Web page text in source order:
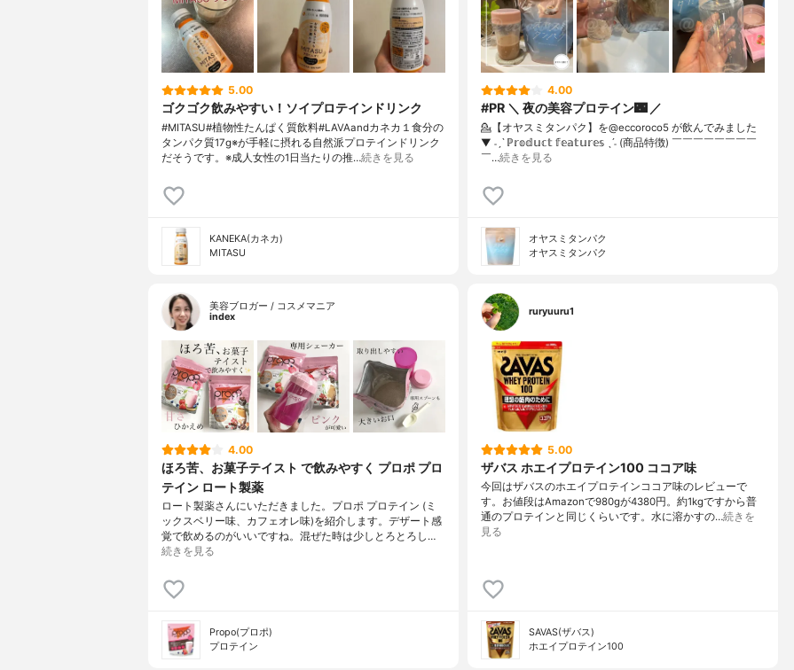
5.00
ゴクゴク飲みやすい！ソイプロテインドリンク
#MITASU#植物性たんぱく質飲料#LAVAandカネカ１食分の
タンパク質17g※が手軽に摂れる自然派プロテインドリンク
だそうです。※成人女性の1日当たりの推…続きを見る
KANEKA(カネカ)
MITASU
4.00
#PR ＼ 夜の美容プロテイン🌃 ／
💁【オヤスミタンパク】を@eccoroco5 が飲んでみました
⁡⁡⁡⁡▼⁡ ˗ˏˋ ℙ𝕣𝕠𝕕𝕦𝕔𝕥 𝕗𝕖𝕒𝕥𝕦𝕣𝕖𝕤 ˎˊ˗ (商品特徴) ￣￣￣￣￣￣￣￣
￣…続きを見る
オヤスミタンパク
オヤスミタンパク
美容ブロガー / コスメマニア
index
4.00
ほろ苦、お菓子テイスト で飲みやすく プロポ プロ
テイン ロート製薬
ロート製薬さんにいただきました。プロポ プロテイン (ミ
ックスベリー味、カフェオレ味)を紹介します。デザート感
覚で飲めるのがいいですね。混ぜた時は少しとろとろし…
続きを見る
Propo(プロポ)
プロテイン
ruryuuru1
5.00
ザバス ホエイプロテイン100 ココア味
今回はザバスのホエイプロテインココア味のレビューで
す。お値段はAmazonで980gが4380円。約1kgですから普
通のプロテインと同じくらいです。水に溶かすの…続きを
見る
SAVAS(ザバス)
ホエイプロテイン100